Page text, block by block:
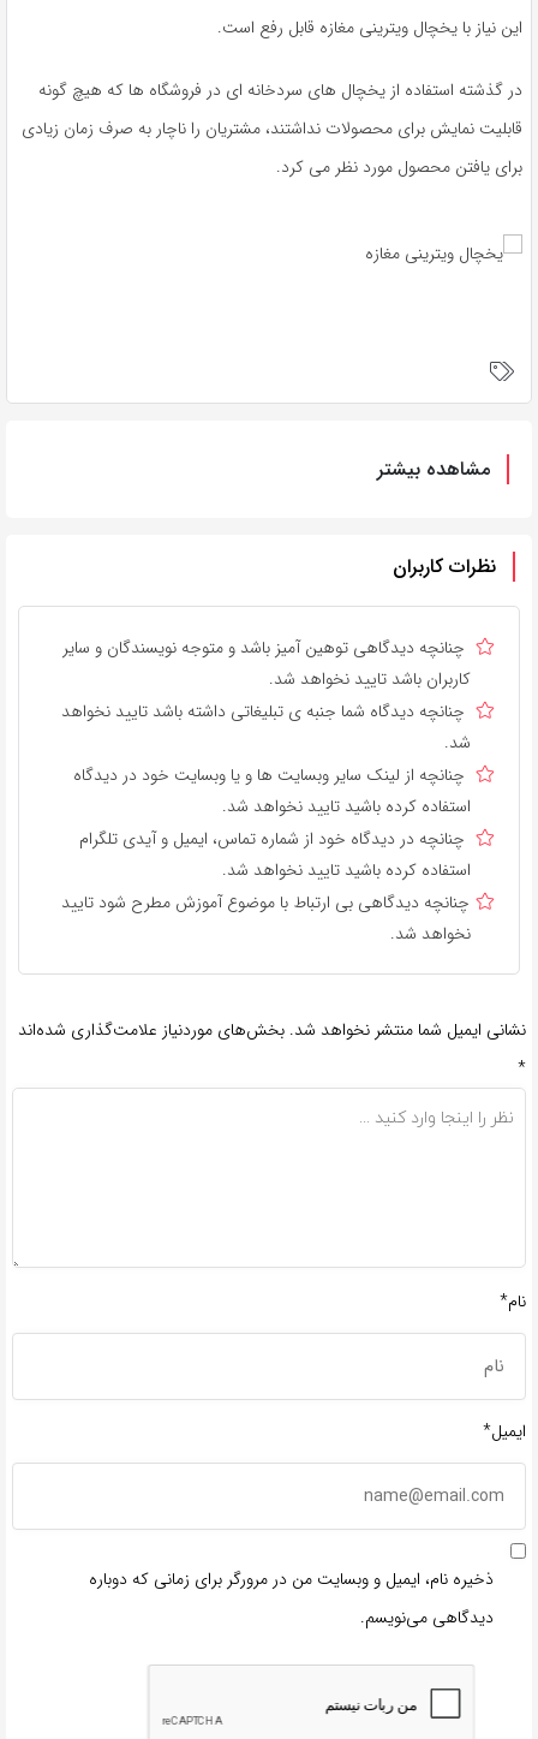
این نیاز با یخچال ویترینی مغازه قابل رفع است.
در گذشته استفاده از یخچال های سردخانه ای در فروشگاه ها که هیچ گونه
قابلیت نمایش برای محصولات نداشتند، مشتریان را ناچار به صرف زمان زیادی
برای یافتن محصول مورد نظر می کرد.
مشاهده بیشتر
نظرات کاربران
چنانچه دیدگاهی توهین آمیز باشد و متوجه نویسندگان و سایر
کاربران باشد تایید نخواهد شد.
چنانچه دیدگاه شما جنبه ی تبلیغاتی داشته باشد تایید نخواهد
شد.
چنانچه از لینک سایر وبسایت ها و یا وبسایت خود در دیدگاه
استفاده کرده باشید تایید نخواهد شد.
چنانچه در دیدگاه خود از شماره تماس، ایمیل و آیدی تلگرام
استفاده کرده باشید تایید نخواهد شد.
چنانچه دیدگاهی بی ارتباط با موضوع آموزش مطرح شود تایید
نخواهد شد.
نشانی ایمیل شما منتشر نخواهد شد. بخش‌های موردنیاز علامت‌گذاری شده‌اند
*
نام*
ایمیل*
ذخیره نام، ایمیل و وبسایت من در مرورگر برای زمانی که دوباره
دیدگاهی می‌نویسم.